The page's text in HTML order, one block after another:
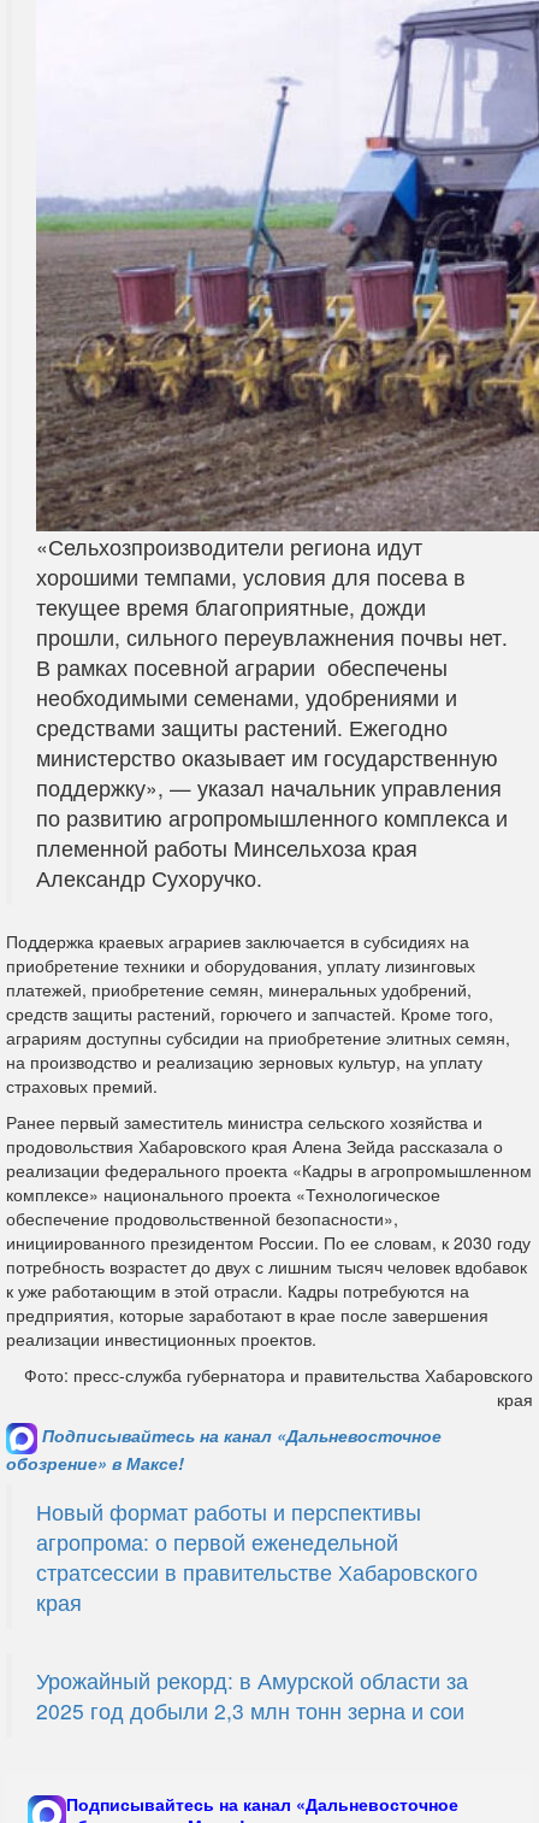
«Сельхозпроизводители региона идут
хорошими темпами, условия для посева в
текущее время благоприятные, дожди
прошли, сильного переувлажнения почвы нет.
В рамках посевной аграрии обеспечены
необходимыми семенами, удобрениями и
средствами защиты растений. Ежегодно
министерство оказывает им государственную
поддержку», — указал начальник управления
по развитию агропромышленного комплекса и
племенной работы Минсельхоза края
Александр Сухоручко.
Поддержка краевых аграриев заключается в субсидиях на
приобретение техники и оборудования, уплату лизинговых
платежей, приобретение семян, минеральных удобрений,
средств защиты растений, горючего и запчастей. Кроме того,
аграриям доступны субсидии на приобретение элитных семян,
на производство и реализацию зерновых культур, на уплату
страховых премий.
Ранее первый заместитель министра сельского хозяйства и
продовольствия Хабаровского края Алена Зейда рассказала о
реализации федерального проекта «Кадры в агропромышленном
комплексе» национального проекта «Технологическое
обеспечение продовольственной безопасности»,
инициированного президентом России. По ее словам, к 2030 году
потребность возрастет до двух с лишним тысяч человек вдобавок
к уже работающим в этой отрасли. Кадры потребуются на
предприятия, которые заработают в крае после завершения
реализации инвестиционных проектов.
Фото: пресс-служба губернатора и правительства Хабаровского
края
Подписывайтесь на канал «Дальневосточное
обозрение» в Максе!
Новый формат работы и перспективы
агропрома: о первой еженедельной
стратсессии в правительстве Хабаровского
края
Урожайный рекорд: в Амурской области за
2025 год добыли 2,3 млн тонн зерна и сои
Подписывайтесь на канал «Дальневосточное